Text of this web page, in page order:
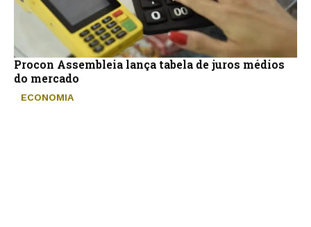
Procon Assembleia lança tabela de juros médios
do mercado
ECONOMIA